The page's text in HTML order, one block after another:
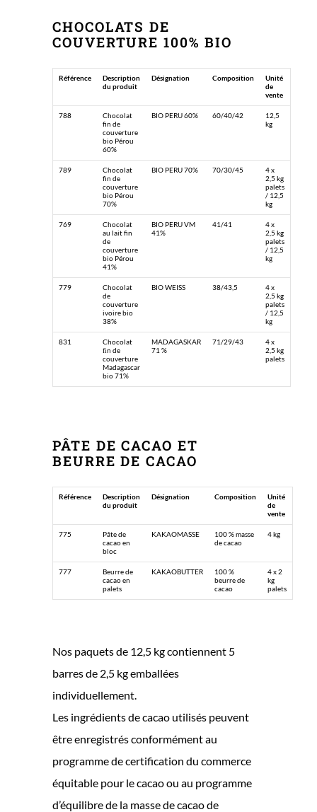
CHOCOLATS DE
COUVERTURE 100% BIO
Référence
Description
du produit
Désignation Composition
Unité
de
vente
788
Chocolat
fin de
couverture
bio Pérou
60%
BIO PERU 60% 60/40/42
12,5
kg
789
Chocolat
fin de
couverture
bio Pérou
70%
BIO PERU 70% 70/30/45
4 x
2,5 kg
palets
/ 12,5
kg
769
Chocolat
au lait fin
de
couverture
bio Pérou
41%
BIO PERU VM
41%
41/41
4 x
2,5 kg
palets
/ 12,5
kg
779
Chocolat
de
couverture
ivoire bio
38%
BIO WEISS 38/43,5
4 x
2,5 kg
palets
/ 12,5
kg
831
Chocolat
ﬁn de
couverture
Madagascar
bio 71%
MADAGASKAR
71 %
71/29/43
4 x
2,5 kg
palets
PÂTE DE CACAO ET
BEURRE DE CACAO
Référence
Description
du produit
Désignation Composition
Unité
de
vente
775
Pâte de
cacao en
bloc
KAKAOMASSE
100 % masse
de cacao
4 kg
777
Beurre de
cacao en
palets
KAKAOBUTTER
100 %
beurre de
cacao
4 x 2
kg
palets
Nos paquets de 12,5 kg contiennent 5
barres de 2,5 kg emballées
individuellement.
Les ingrédients de cacao utilisés peuvent
être enregistrés conformément au
programme de certification du commerce
équitable pour le cacao ou au programme
d’équilibre de la masse de cacao de